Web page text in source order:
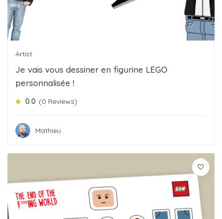
Artist
Je vais vous dessiner en figurine LEGO
personnalisée !
0.0 (0 Reviews)
Mathieu